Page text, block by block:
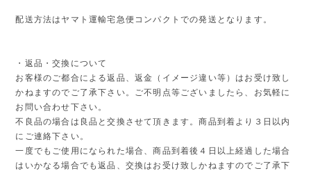
配送方法はヤマト運輸宅急便コンパクトでの発送となります。
・返品・交換について
お客様のご都合による返品、返金（イメージ違い等）はお受け致し
かねますのでご了承下さい。ご不明点等ございましたら、お気軽に
お問い合わせ下さい。
不良品の場合は良品と交換させて頂きます。商品到着より３日以内
にご連絡下さい。
一度でもご使用になられた場合、商品到着後４日以上経過した場合
はいかなる場合でも返品、交換はお受け致しかねますのでご了承下